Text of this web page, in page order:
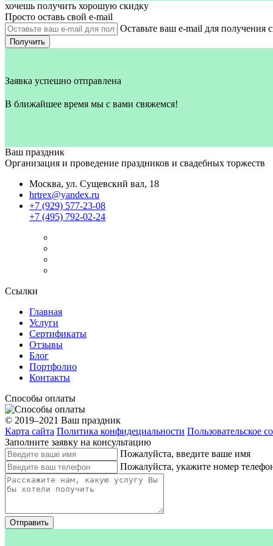
хочешь получить хорошую скидку
Просто оставь свой e‑mail
Оставьте ваш e-mail для получения
Получить
Заявка успешно отправлена
В ближайшее время мы с вами свяжемся!
Ваш праздник
Организация и проведение праздников и свадебных торжеств
Москва, ул. Сущевский вал, 18
hrtrex@yandex.ru
+7 (929) 577-23-08
+7 (495) 792-02-24
Ссылки
Главная
Услуги
Сертификаты
Отзывы
Блог
Портфолио
Контакты
Способы оплаты
© 2019–2021 Ваш праздник
Карта сайта Политика конфидециальности Пользовательское
Заполните заявку на консультацию
Пожалуйста, введите ваше имя
Пожалуйста, укажите номер
Отправить